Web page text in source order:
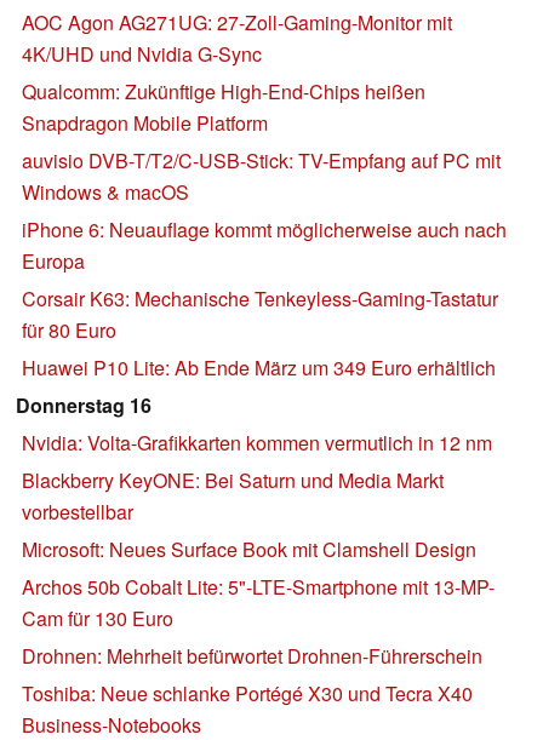
AOC Agon AG271UG: 27-Zoll-Gaming-Monitor mit
4K/UHD und Nvidia G-Sync
Qualcomm: Zukünftige High-End-Chips heißen
Snapdragon Mobile Platform
auvisio DVB-T/T2/C-USB-Stick: TV-Empfang auf PC mit
Windows & macOS
iPhone 6: Neuauflage kommt möglicherweise auch nach
Europa
Corsair K63: Mechanische Tenkeyless-Gaming-Tastatur
für 80 Euro
Huawei P10 Lite: Ab Ende März um 349 Euro erhältlich
Donnerstag 16
Nvidia: Volta-Grafikkarten kommen vermutlich in 12 nm
Blackberry KeyONE: Bei Saturn und Media Markt
vorbestellbar
Microsoft: Neues Surface Book mit Clamshell Design
Archos 50b Cobalt Lite: 5"-LTE-Smartphone mit 13-MP-
Cam für 130 Euro
Drohnen: Mehrheit befürwortet Drohnen-Führerschein
Toshiba: Neue schlanke Portégé X30 und Tecra X40
Business-Notebooks